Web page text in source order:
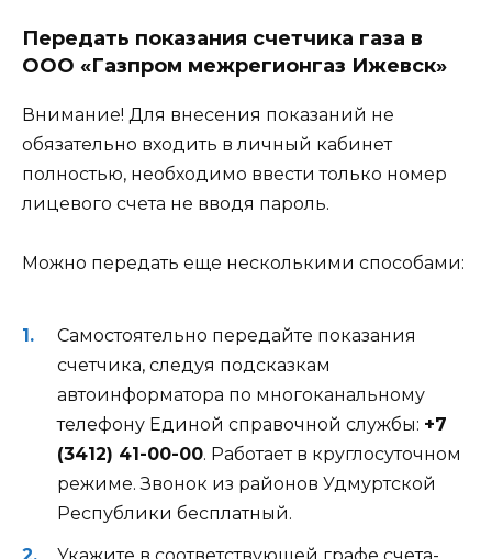
Передать показания счетчика газа в
OOO «Газпром межрегионгаз Ижевск»
Внимание! Для внесения показаний не
обязательно входить в личный кабинет
полностью, необходимо ввести только номер
лицевого счета не вводя пароль.
Можно передать еще несколькими способами:
Самостоятельно передайте показания
счетчика, следуя подсказкам
автоинформатора по многоканальному
телефону Единой справочной службы: +7
(3412) 41-00-00. Работает в круглосуточном
режиме. Звонок из районов Удмуртской
Республики бесплатный.